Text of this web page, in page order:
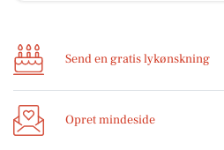
Send en gratis lykønskning
Opret mindeside